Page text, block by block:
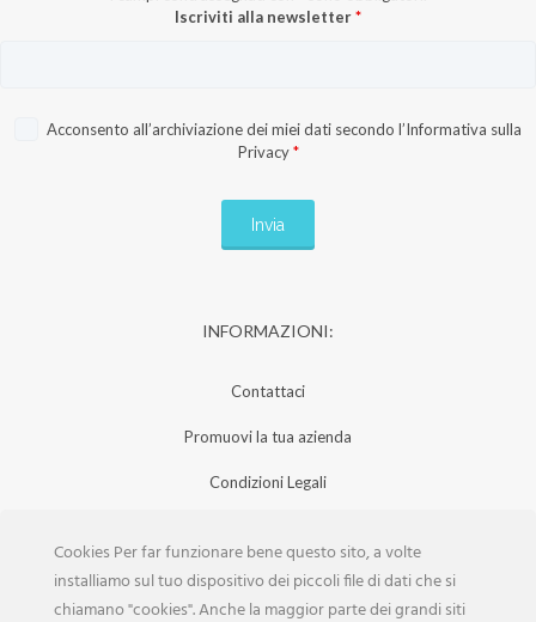
Iscriviti alla newsletter*
Acconsento all’archiviazione dei miei dati secondo l’Informativa sulla
Privacy *
INFORMAZIONI:
Contattaci
Promuovi la tua azienda
Condizioni Legali
Iscrizione Aziende
Cookies Per far funzionare bene questo sito, a volte
installiamo sul tuo dispositivo dei piccoli file di dati che si
chiamano "cookies". Anche la maggior parte dei grandi siti